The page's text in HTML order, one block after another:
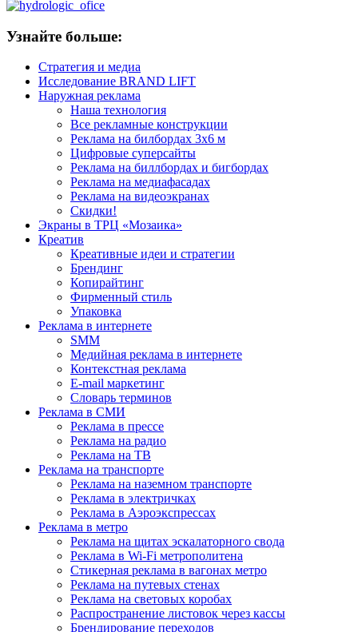
Узнайте больше:
Стратегия и медиа
Исследование BRAND LIFT
Наружная реклама
Наша технология
Все рекламные конструкции
Реклама на билбордах 3х6 м
Цифровые суперсайты
Реклама на биллбордах и бигбордах
Реклама на медиафасадах
Реклама на видеоэкранах
Скидки!
Экраны в ТРЦ «Мозаика»
Креатив
Креативные идеи и стратегии
Брендинг
Копирайтинг
Фирменный стиль
Упаковка
Реклама в интернете
SMM
Медийная реклама в интернете
Контекстная реклама
E-mail маркетинг
Словарь терминов
Реклама в СМИ
Реклама в прессе
Реклама на радио
Реклама на ТВ
Реклама на транспорте
Реклама на наземном транспорте
Реклама в электричках
Реклама в Аэроэкспрессах
Реклама в метро
Реклама на щитах эскалаторного свода
Реклама в Wi-Fi метрополитена
Стикерная реклама в вагонах метро
Реклама на путевых стенах
Реклама на световых коробах
Распространение листовок через кассы
Брендирование переходов